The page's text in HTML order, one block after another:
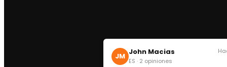
AIR MAX 90
JM John Macias
ES · 2 opiniones